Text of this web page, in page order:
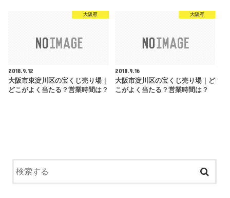
大阪府
2018.9.12
大阪市東淀川区の宝くじ売り場｜
どこがよく当たる？営業時間は？
大阪府
2018.9.16
大阪市淀川区の宝くじ売り場｜ど
こがよく当たる？営業時間は？